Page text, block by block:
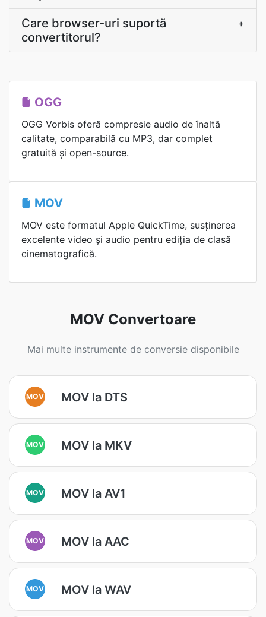
Care browser-uri suportă
convertitorul?
+
OGG
OGG Vorbis oferă compresie audio de înaltă
calitate, comparabilă cu MP3, dar complet
gratuită și open-source.
MOV
MOV este formatul Apple QuickTime, susținerea
excelente video și audio pentru ediția de clasă
cinematografică.
MOV Convertoare
Mai multe instrumente de conversie disponibile
MOV MOV la DTS
MOV MOV la MKV
MOV MOV la AV1
MOV MOV la AAC
MOV MOV la WAV